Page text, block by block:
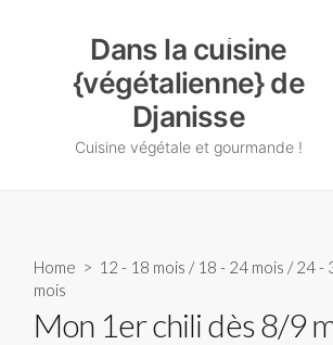
Dans la cuisine
{végétalienne} de
Djanisse
Cuisine végétale et gourmande !
Home > 12 - 18 mois / 18 - 24 mois /24 -
mois
Mon 1er chili dès 8/9